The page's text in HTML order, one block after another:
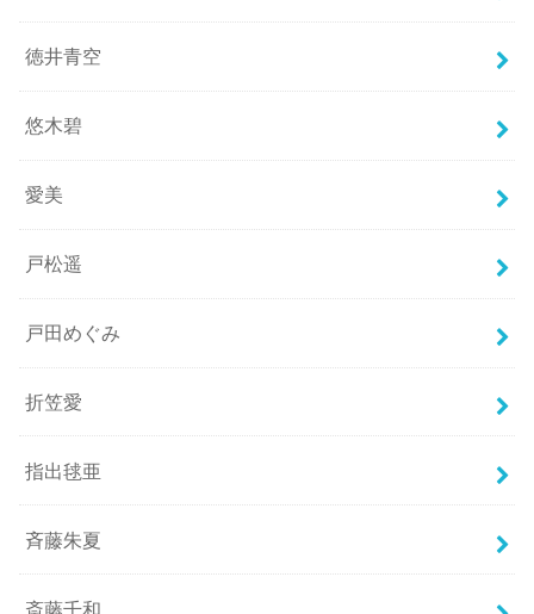
徳井青空
悠木碧
愛美
戸松遥
戸田めぐみ
折笠愛
指出毬亜
斉藤朱夏
斎藤千和